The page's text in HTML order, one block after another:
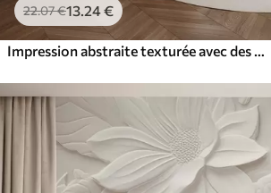
22.07€13 .24€